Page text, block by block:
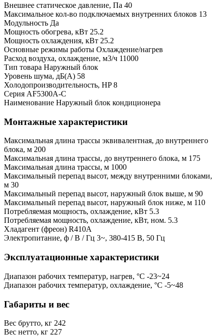
Внешнее статическое давление, Па 40
Максимальное кол-во подключаемых внутренних блоков 13
Модульность Да
Мощность обогрева, кВт 25.2
Мощность охлаждения, кВт 25.2
Основные режимы работы Охлаждение/нагрев
Расход воздуха, охлаждение, м3/ч 11000
Тип товара Наружный блок
Уровень шума, дБ(А) 58
Холодопроизводительность, HP 8
Серия AF5300A-C
Наименование Наружный блок кондиционера
Монтажные характеристики
Максимальная длина трассы эквивалентная, до внутреннего
блока, м 200
Максимальная длина трассы, до внутреннего блока, м 175
Максимальная длина трассы, м 1000
Максимальный перепад высот, между внутренними блоками,
м 30
Максимальный перепад высот, наружный блок выше, м 90
Максимальный перепад высот, наружный блок ниже, м 110
Потребляемая мощность, охлаждение, кВт 5.3
Потребляемая мощность, охлаждение, кВт, ном. 5.3
Хладагент (фреон) R410A
Электропитание, ф / В / Гц 3~, 380-415 В, 50 Гц
Эксплуатационные характеристики
Диапазон рабочих температур, нагрев, °C -23~24
Диапазон рабочих температур, охлаждение, °C -5~48
Габариты и вес
Вес брутто, кг 242
Вес нетто, кг 227